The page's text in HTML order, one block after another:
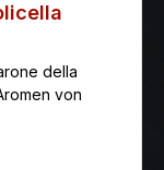
della
von